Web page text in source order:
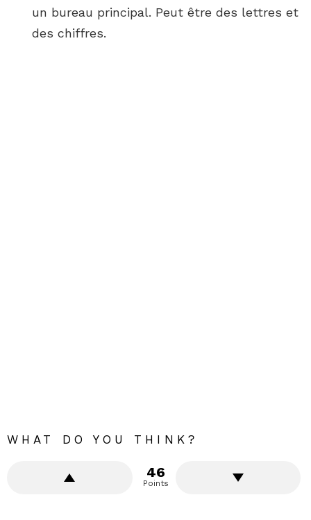
un bureau principal. Peut être des lettres et
des chiffres.
WHAT DO YOU THINK?
46
Points